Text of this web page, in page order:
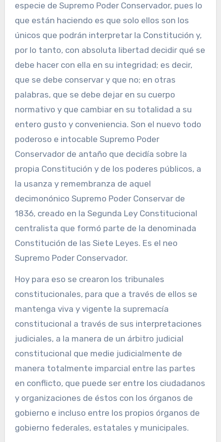
especie de Supremo Poder Conservador, pues lo
que están haciendo es que solo ellos son los
únicos que podrán interpretar la Constitución y,
por lo tanto, con absoluta libertad decidir qué se
debe hacer con ella en su integridad; es decir,
que se debe conservar y que no; en otras
palabras, que se debe dejar en su cuerpo
normativo y que cambiar en su totalidad a su
entero gusto y conveniencia. Son el nuevo todo
poderoso e intocable Supremo Poder
Conservador de antaño que decidía sobre la
propia Constitución y de los poderes públicos, a
la usanza y remembranza de aquel
decimonónico Supremo Poder Conservar de
1836, creado en la Segunda Ley Constitucional
centralista que formó parte de la denominada
Constitución de las Siete Leyes. Es el neo
Supremo Poder Conservador.
Hoy para eso se crearon los tribunales
constitucionales, para que a través de ellos se
mantenga viva y vigente la supremacía
constitucional a través de sus interpretaciones
judiciales, a la manera de un árbitro judicial
constitucional que medie judicialmente de
manera totalmente imparcial entre las partes
en conflicto, que puede ser entre los ciudadanos
y organizaciones de éstos con los órganos de
gobierno e incluso entre los propios órganos de
gobierno federales, estatales y municipales.